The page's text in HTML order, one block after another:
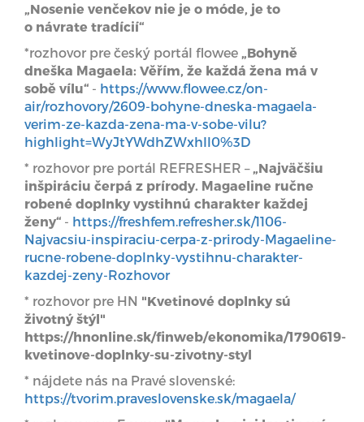
„Nosenie venčekov nie je o móde, je to
o návrate tradícií“
*rozhovor pre český portál flowee „Bohyně
dneška Magaela: Věřím, že každá žena má v
sobě vílu“ - https://www.flowee.cz/on-
air/rozhovory/2609-bohyne-dneska-magaela-
verim-ze-kazda-zena-ma-v-sobe-vilu?
highlight=WyJtYWdhZWxhIl0%3D
* rozhovor pre portál REFRESHER – „Najväčšiu
inšpiráciu čerpá z prírody. Magaeline ručne
robené doplnky vystihnú charakter každej
ženy“ - https://freshfem.refresher.sk/1106-
Najvacsiu-inspiraciu-cerpa-z-prirody-Magaeline-
rucne-robene-doplnky-vystihnu-charakter-
kazdej-zeny-Rozhovor
* rozhovor pre HN "Kvetinové doplnky sú
životný štýl"
https://hnonline.sk/finweb/ekonomika/1790619-
kvetinove-doplnky-su-zivotny-styl
* nájdete nás na Pravé slovenské:
https://tvorim.praveslovenske.sk/magaela/